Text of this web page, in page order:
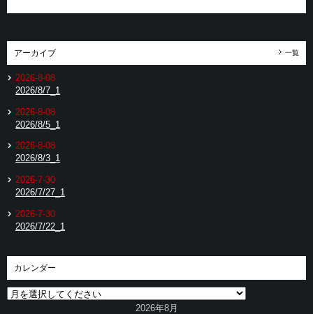
アーカイブ 一覧
2026-8-08
2026/8/7_1
2026-8-08
2026/8/5_1
2026-8-08
2026/8/3_1
2026-7-30
2026/7/27_1
2026-7-30
2026/7/22_1
カレンダー
2026年8月